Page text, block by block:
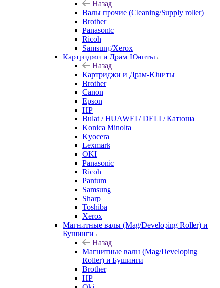
Назад
Валы прочие (Cleaning/Supply roller)
Brother
Panasonic
Ricoh
Samsung/Xerox
Картриджи и Драм-Юниты
Назад
Картриджи и Драм-Юниты
Brother
Canon
Epson
HP
Bulat / HUAWEI / DELI / Катюша
Konica Minolta
Kyocera
Lexmark
OKI
Panasonic
Ricoh
Pantum
Samsung
Sharp
Toshiba
Xerox
Магнитные валы (Mag/Developing Roller) и
Бушинги
Назад
Магнитные валы (Mag/Developing
Roller) и Бушинги
Brother
HP